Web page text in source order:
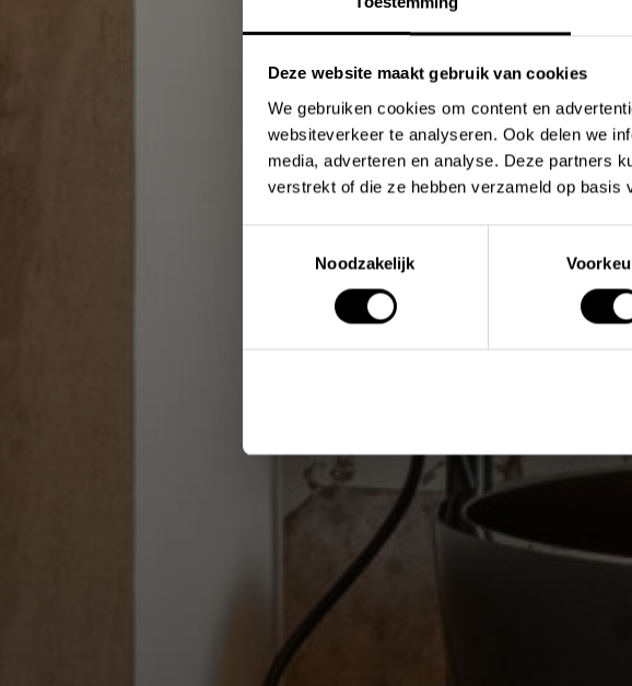
Deze website maakt gebruik van cookies
We gebruiken cookies om content en
websiteverkeer te analyseren. Ook delen we
media, adverteren en analyse. Deze partners
verstrekt of die ze hebben verzameld op basis
Noodzakelijk
stijlvolle combinaties. Zorgvuldig